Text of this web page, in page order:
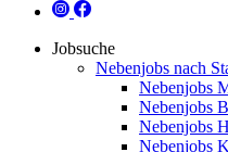
Jobsuche
Nebenjobs nach
Nebenjobs
Nebenjobs
Nebenjobs
Nebenjobs